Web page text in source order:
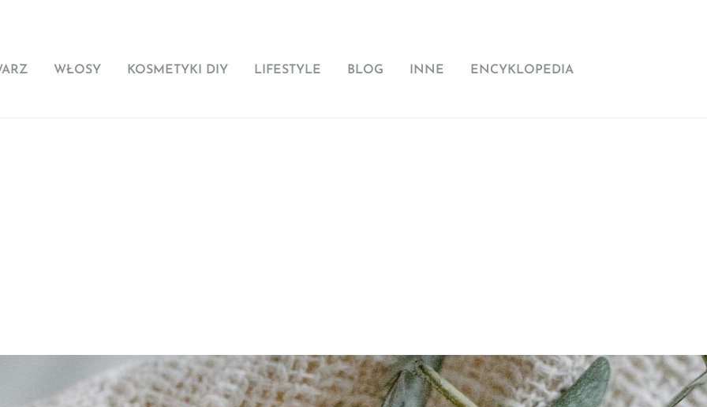
WŁOSY KOSMETYKI DIY LIFESTYLE BLOG INNE ENCYKLOPEDIA